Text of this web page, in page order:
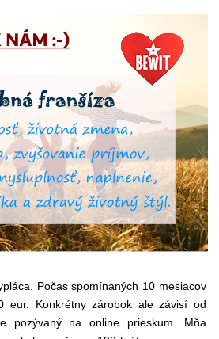
Počas spomínaných 10 mesiacov
eur. Konkrétny zárobok ale závisí od
pozývaný na online prieskum. Mňa